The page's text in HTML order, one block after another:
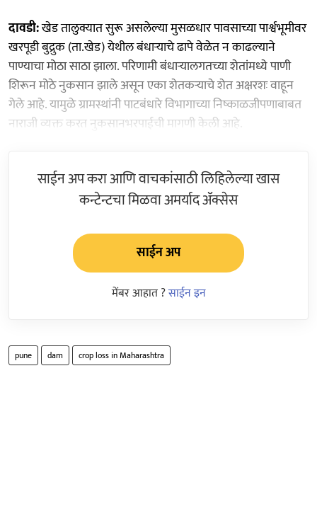
दावडी:खेड तालुक्यात सुरू असलेल्या मुसळधार पावसाच्या पार्श्वभूमीवर
खरपूडी बुद्रुक (ता.खेड) येथील बंधाऱ्याचे ढापे वेळेत न काढल्याने
पाण्याचा मोठा साठा झाला. परिणामी बंधाऱ्यालगतच्या शेतांमध्ये पाणी
शिरून मोठे नुकसान झाले असून एका शेतकऱ्याचे शेत अक्षरशः वाहून
गेले आहे. यामुळे ग्रामस्थांनी पाटबंधारे विभागाच्या निष्काळजीपणाबाबत
नाराजी व्यक्त करत नुकसानभरपाईची मागणी केली आहे.
साईन अप करा आणि वाचकांसाठी लिहिलेल्या खास
कन्टेन्टचा मिळवा अमर्याद ॲक्सेस
साईन अप
मेंबर आहात ?साईन इन
pune dam crop loss in Maharashtra